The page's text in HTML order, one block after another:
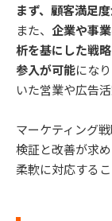
まず、顧客満足
また、 企業や事
析を基にした戦
参入が可能にな
いた営業や広告
マーケティング
検証と改善が求
柔軟に対応する